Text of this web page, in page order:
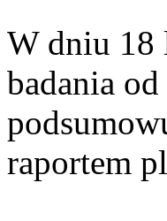
W dniu 18
badania
raportem